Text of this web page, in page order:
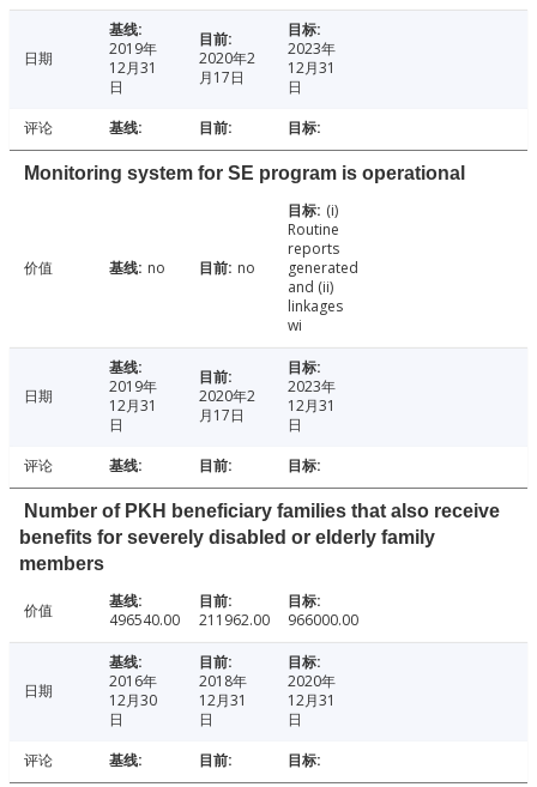
日期
2019年
12月31
日
2020年2
月17日
2023年
12月31
日
评论
Monitoring system for SE program is operational
价值 no no
(i)
Routine
reports
generated
and (ii)
linkages
wi
日期
2019年
12月31
日
2020年2
月17日
2023年
12月31
日
评论
Number of PKH beneficiary families that also receive
benefits for severely disabled or elderly family
members
价值 496540.00 211962.00 966000.00
日期
2016年
12月30
日
2018年
12月31
日
2020年
12月31
日
评论